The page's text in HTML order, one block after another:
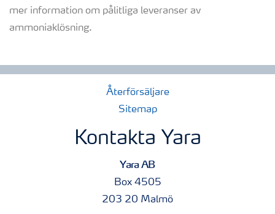
mer information om pålitliga leveranser av
ammoniaklösning.
Återförsäljare
Sitemap
Kontakta Yara
Yara AB
Box 4505
203 20 Malmö